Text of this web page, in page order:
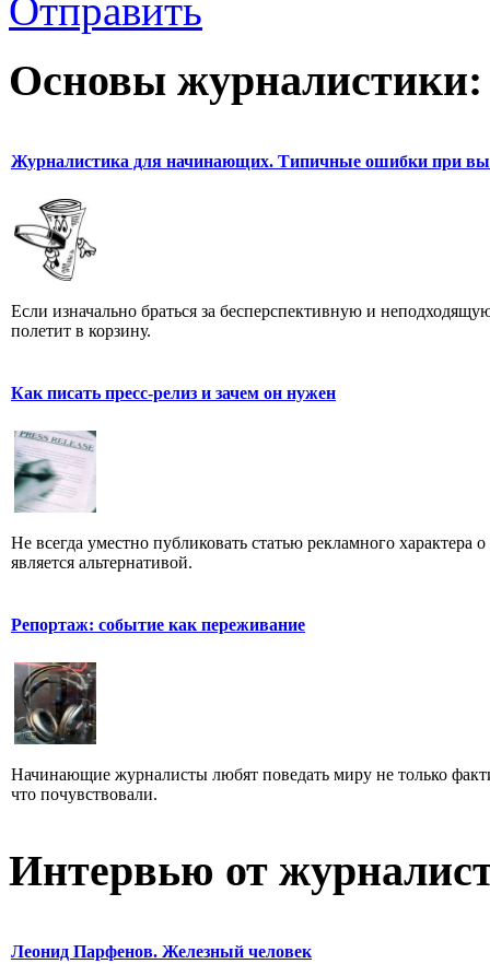
Отправить
Основы журналистики:
Журналистика для начинающих. Типичные ошибки при
Если изначально браться за бесперспективную и
полетит в корзину.
Как писать пресс-релиз и зачем он нужен
Не всегда уместно публиковать статью рекламного
является альтернативой.
Репортаж: событие как переживание
Начинающие журналисты любят поведать миру не только
что почувствовали.
Интервью от
Леонид Парфенов. Железный человек